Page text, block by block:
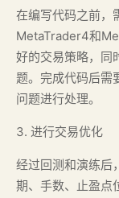
在编写代码之前，
MetaTrader4和
好的交易策略，同
题。完成代码后需
问题进行处理。
3. 进行交易优化
经过回测和演练后
期、手数、止盈点